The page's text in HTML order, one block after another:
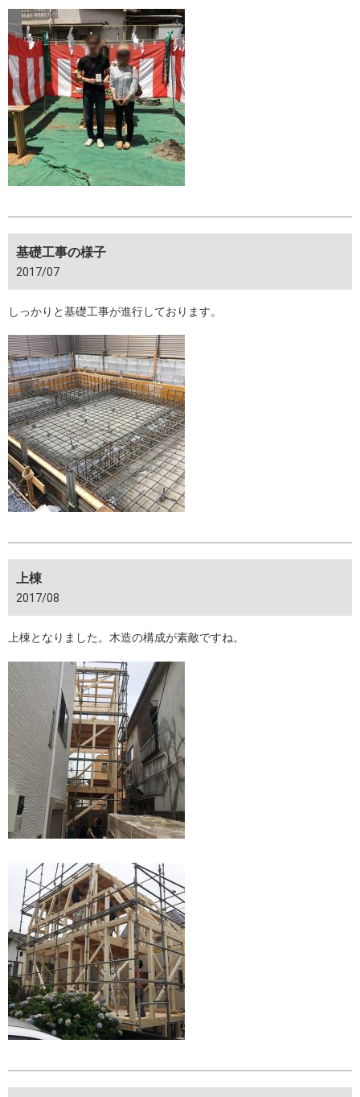
基礎工事の様子
2017/07
しっかりと基礎工事が進行しております。
上棟
2017/08
上棟となりました。木造の構成が素敵ですね。